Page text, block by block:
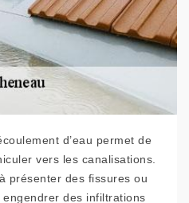
d’eau permet de
vers les canalisations.
présenter des fissures ou
des infiltrations